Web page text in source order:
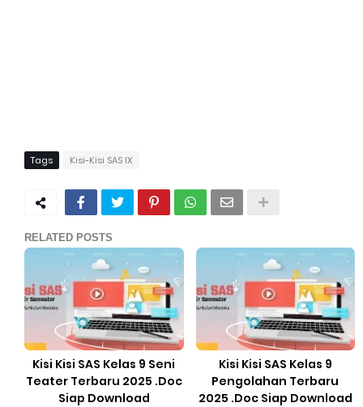
Tags Kisi-Kisi SAS IX
RELATED POSTS
Kisi Kisi SAS Kelas 9 Seni
Teater Terbaru 2025 .Doc
Siap Download
Kisi Kisi SAS Kelas 9
Pengolahan Terbaru
2025 .Doc Siap Download